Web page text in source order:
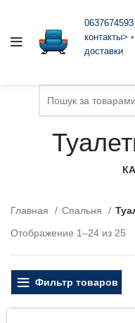
0637674593
контакты> •
доставки
Главная Спальня
Отображение 1–24 из 25
Фильтр товаров